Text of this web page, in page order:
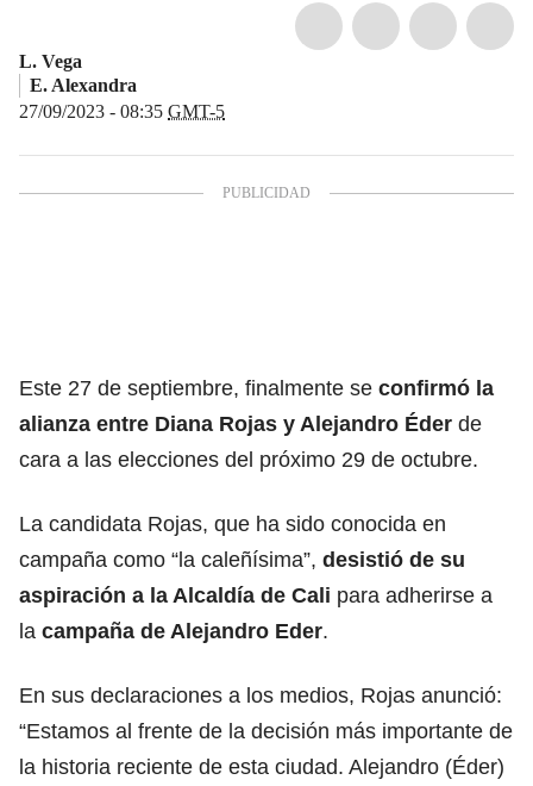
L. Vega
E. Alexandra
27/09/2023 - 08:35 GMT-5
Este 27 de septiembre, finalmente se confirmó la
alianza entre Diana Rojas y Alejandro Éder de
cara a las elecciones del próximo 29 de octubre.
La candidata Rojas, que ha sido conocida en
campaña como “la caleñísima”, desistió de su
aspiración a la Alcaldía de Cali para adherirse a
la campaña de Alejandro Eder.
En sus declaraciones a los medios, Rojas anunció:
“Estamos al frente de la decisión más importante de
la historia reciente de esta ciudad. Alejandro (Éder)